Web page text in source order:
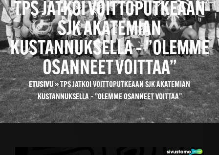
TPS JATKOI VOITTOPUTKEAAN
SJK AKATEMIAN
KUSTANNUKSELLA – ”OLEMME
OSANNEET VOITTAA”
ETUSIVU»TPS JATKOI VOITTOPUTKEAAN SJK AKATEMIAN
KUSTANNUKSELLA – ”OLEMME OSANNEET VOITTAA”